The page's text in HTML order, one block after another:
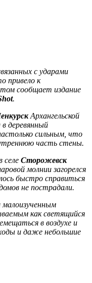
с ударами
привело к
сообщает издание
.
Архангельской
деревянный
сильным, что
часть стены.
селе Сторожевск
молнии загорелся
быстро справиться
не пострадали.
как светящийся
в воздухе и
и даже небольшие